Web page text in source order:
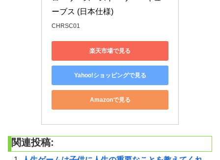
ーブス (日本仕様)
CHRSC01
楽天市場で見る
Yahoo!ショッピングで見る
Amazonで見る
関連投稿: